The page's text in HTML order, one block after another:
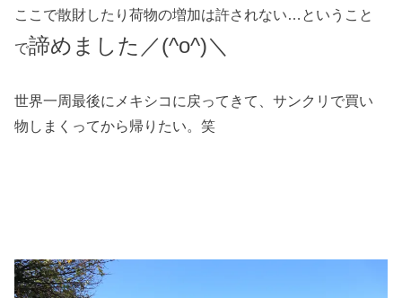
ここで散財したり荷物の増加は許されない…ということ
で諦めました／(^o^)＼
世界一周最後にメキシコに戻ってきて、サンクリで買い
物しまくってから帰りたい。笑